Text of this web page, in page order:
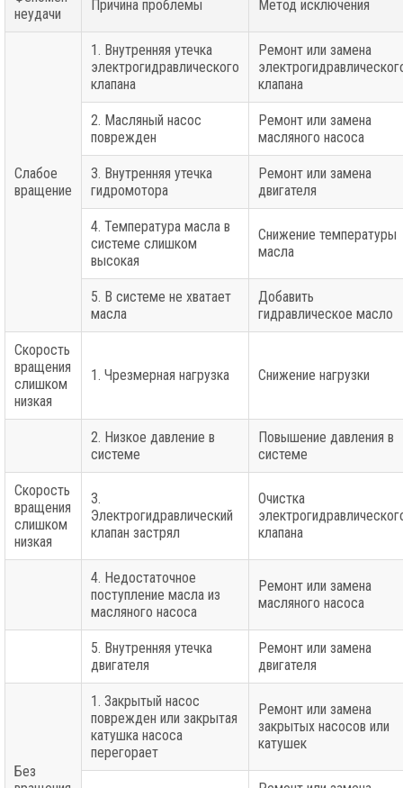
неудачи
Причина проблемы Метод исключения
Слабое
вращение
1. Внутренняя утечка
электрогидравлического
клапана
Ремонт или замена
клапана
2. Масляный насос
поврежден
Ремонт или замена
масляного насоса
3. Внутренняя утечка
гидромотора
Ремонт или замена
двигателя
4. Температура масла в
системе слишком
высокая
Снижение температуры
масла
5. В системе не хватает
масла
Добавить
гидравлическое масло
Скорость
вращения
слишком
низкая
1. Чрезмерная нагрузка Снижение нагрузки
2. Низкое давление в
системе
Повышение давления в
системе
Скорость
вращения
слишком
низкая
3.
Электрогидравлический
клапан застрял
Очистка
клапана
4. Недостаточное
поступление масла из
масляного насоса
Ремонт или замена
масляного насоса
5. Внутренняя утечка
двигателя
Ремонт или замена
двигателя
Без
1. Закрытый насос
поврежден или закрытая
катушка насоса
перегорает
Ремонт или замена
закрытых насосов или
катушек